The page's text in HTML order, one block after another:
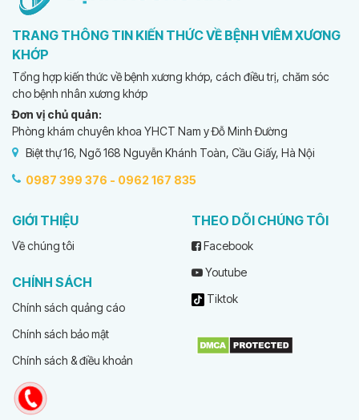
TRANG THÔNG TIN KIẾN THỨC VỀ BỆNH VIÊM XƯƠNG
KHỚP
Tổng hợp kiến thức về bệnh xương khớp, cách điều trị, chăm sóc
cho bệnh nhân xương khớp
Đơn vị chủ quản:
Phòng khám chuyên khoa YHCT Nam y Đỗ Minh Đường
Biệt thự 16, Ngõ 168 Nguyễn Khánh Toàn, Cầu Giấy, Hà Nội
0987 399 376 - 0962 167 835
GIỚI THIỆU
Về chúng tôi
CHÍNH SÁCH
Chính sách quảng cáo
Chính sách bảo mật
Chính sách & điều khoản
THEO DÕI CHÚNG TÔI
Facebook
Youtube
Tiktok